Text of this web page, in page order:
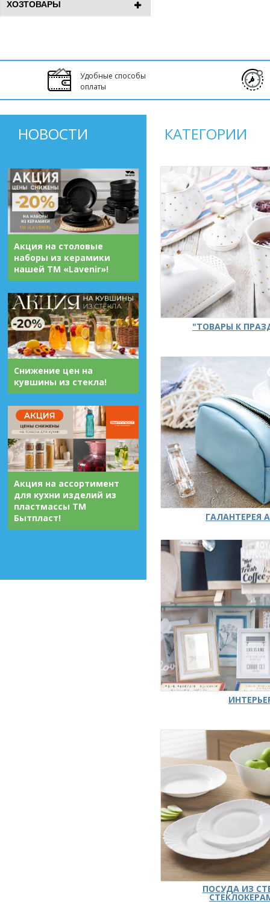
ХОЗТОВАРЫ
Удобные способы
оплаты
НОВОСТИ
Акция на столовые
наборы из керамики
нашей ТМ «Lavenir»!
Снижение цен на
кувшины из стекла!
Акция на ассортимент
для кухни изделий из
пластмассы ТМ
Бытпласт!
КАТЕГОРИИ
"ТОВАРЫ К
ГАЛАНТЕРЕЯ
ПОСУДА ИЗ